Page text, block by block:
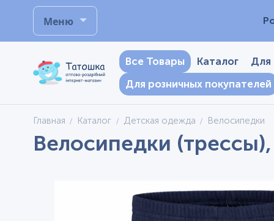
Меню
Все Товары Каталог
Для
Для розничных покупателей
Главная Каталог Детская одежда Велосипедки
Велосипедки